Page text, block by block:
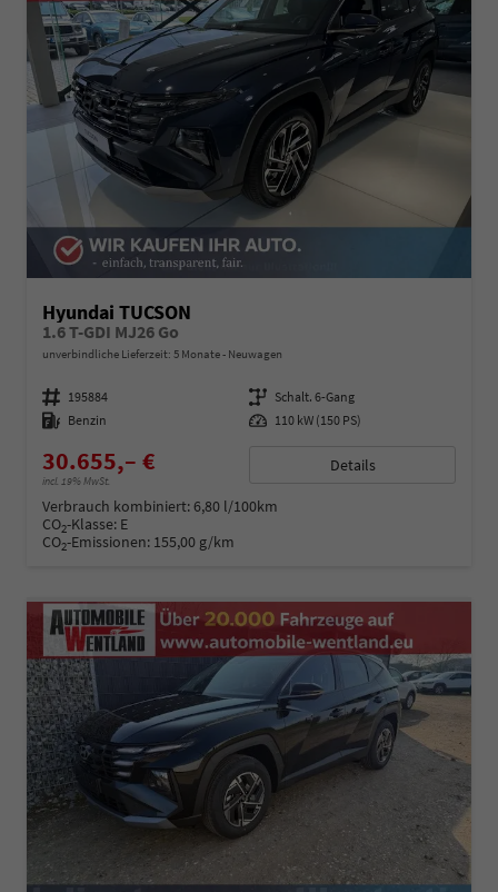
Hyundai TUCSON
1.6 T-GDI MJ26 Go
unverbindliche Lieferzeit: 5 Monate Neuwagen
Fahrzeugnummer 195884 Getriebe Schalt. 6-Gang
Kraftstoff Benzin Leistung 110 kW (150 PS)
30.655,– €
incl. 19% MwSt.
Details
Verbrauch kombiniert:6,80 l/100km
CO2-Klasse: E
CO2-Emissionen: 155,00 g/km